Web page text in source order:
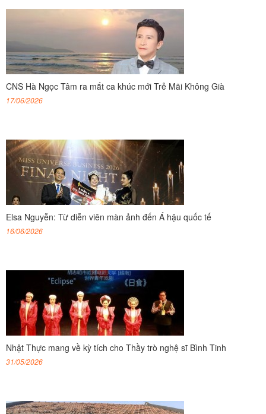
CNS Hà Ngọc Tâm ra mắt ca khúc mới Trẻ Mãi Không Già
17/06/2026
Elsa Nguyễn: Từ diễn viên màn ảnh đến Á hậu quốc tế
16/06/2026
Nhật Thực mang về kỳ tích cho Thầy trò nghệ sĩ Bình Tinh
31/05/2026